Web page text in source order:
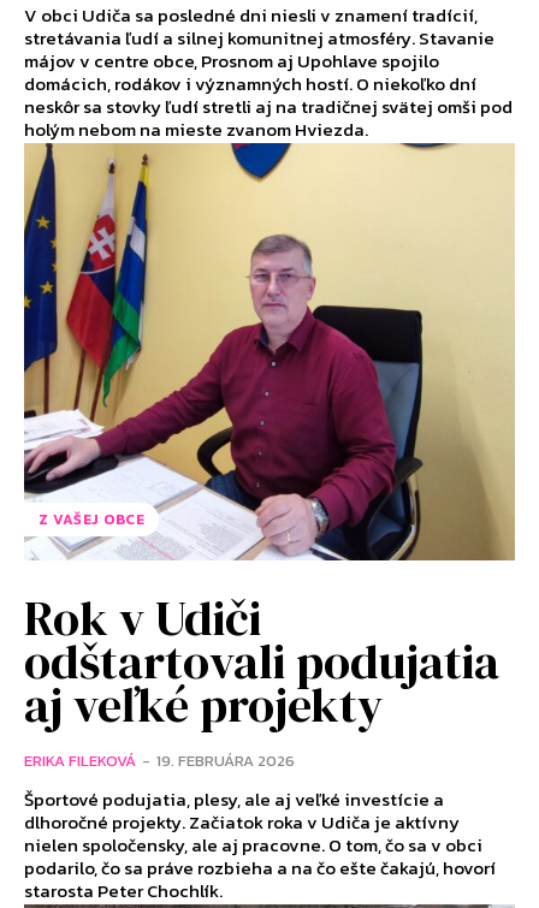
V obci Udiča sa posledné dni niesli v znamení tradícií,
stretávania ľudí a silnej komunitnej atmosféry. Stavanie
májov v centre obce, Prosnom aj Upohlave spojilo
domácich, rodákov i významných hostí. O niekoľko dní
neskôr sa stovky ľudí stretli aj na tradičnej svätej omši pod
holým nebom na mieste zvanom Hviezda.
Z VAŠEJ OBCE
Rok v Udiči
odštartovali podujatia
aj veľké projekty
ERIKA FILEKOVÁ - 19. FEBRUÁRA 2026
Športové podujatia, plesy, ale aj veľké investície a
dlhoročné projekty. Začiatok roka v Udiča je aktívny
nielen spoločensky, ale aj pracovne. O tom, čo sa v obci
podarilo, čo sa práve rozbieha a na čo ešte čakajú, hovorí
starosta Peter Chochlík.